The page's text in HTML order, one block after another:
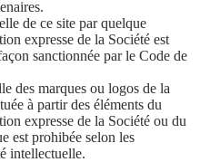
de ce site par quelque
expresse de la Société est
sanctionnée par le Code de
des marques ou logos de la
à partir des éléments du
expresse de la Société ou du
est prohibée selon les
intellectuelle.